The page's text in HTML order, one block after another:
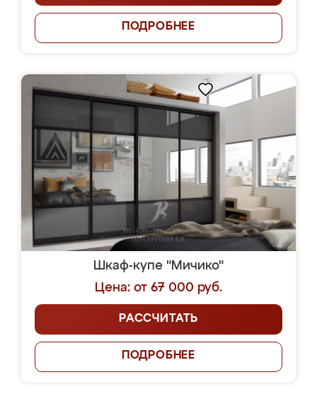
ПОДРОБНЕЕ
Шкаф-купе "Мичико"
Цена: от 67 000 руб.
РАССЧИТАТЬ
ПОДРОБНЕЕ